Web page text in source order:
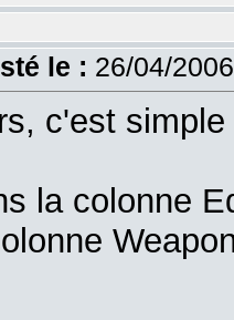
le : 26/04/
c'est simple
la colonne